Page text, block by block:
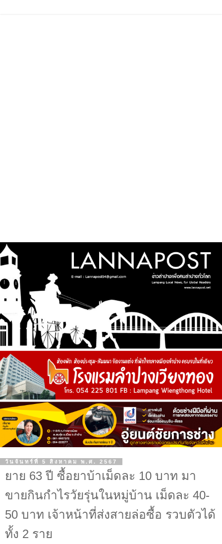
วันจันทร์ที่ 5 สิงหาคม พ.ศ. 2567
ยาย 63 ปี ซื้อยาบ้าเม็ดละ 10 บาท มา
ขายกินกำไรวัยรุ่นในหมู่บ้าน เม็ดละ 40-
50 บาท เจ้าหน้าที่ส่งสายล่อซื้อ รวบตัวได้
ทั้ง 2 ราย